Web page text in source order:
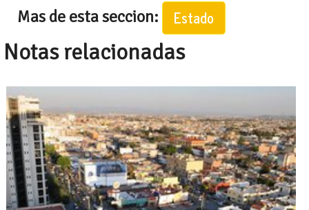
Mas de esta seccion: Estado
Notas relacionadas